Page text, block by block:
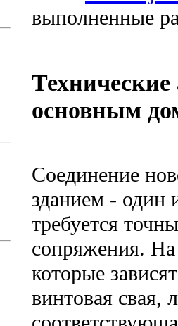
выполненные
основным
Соединение
зданием - один
требуется
сопряжения.
которые
винтовая свая,